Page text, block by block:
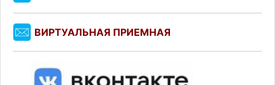
ВИРТУАЛЬНАЯ ПРИЕМНАЯ